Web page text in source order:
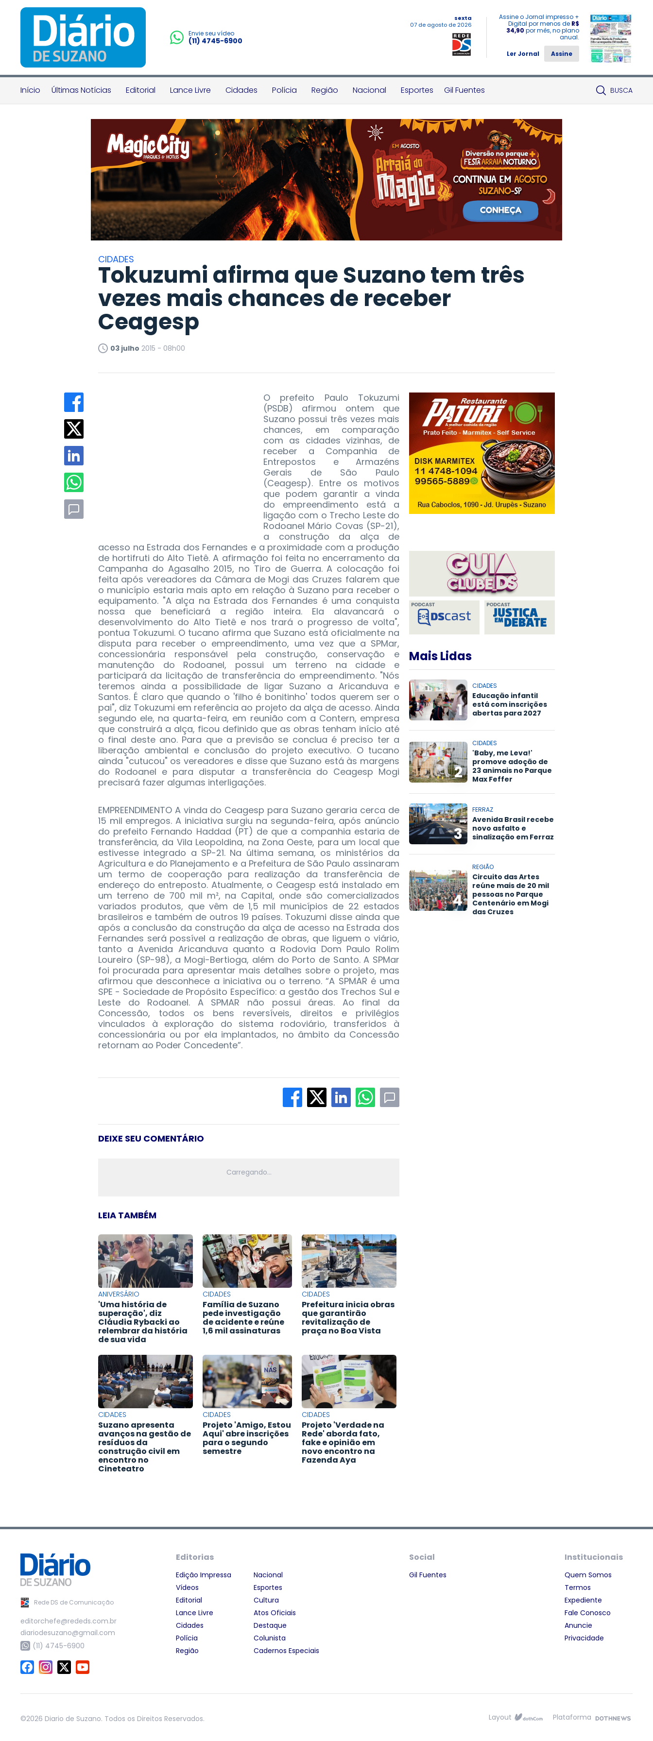
Envie seu vídeo
(11) 4745-6900
sexta
07 de agosto de 2026
Assine o Jornal impresso +
Digital por menos de R$
34,90 por mês, no plano
anual.
Ler Jornal
Assine
Início Últimas Notícias Editorial Lance Livre Cidades Polícia Região Nacional Esportes Gil Fuentes BUSCA
CIDADES
Tokuzumi afirma que Suzano tem três
vezes mais chances de receber
Ceagesp
03 julho 2015 - 08h00
O prefeito Paulo Tokuzumi
(PSDB) afirmou ontem que
Suzano possui três vezes mais
chances, em comparação
com as cidades vizinhas, de
receber a Companhia de
Entrepostos e Armazéns
Gerais de São Paulo
(Ceagesp). Entre os motivos
que podem garantir a vinda
do empreendimento está a
ligação com o Trecho Leste do
Rodoanel Mário Covas (SP-21),
a construção da alça de
acesso na Estrada dos Fernandes e a proximidade com a produção
de hortifruti do Alto Tietê. A afirmação foi feita no encerramento da
Campanha do Agasalho 2015, no Tiro de Guerra.A colocação foi
feita após vereadores da Câmara de Mogi das Cruzes falarem que
o município estaria mais apto em relação à Suzano para receber o
equipamento. "A alça na Estrada dos Fernandes é uma conquista
nossa que beneficiará a região inteira. Ela alavancará o
desenvolvimento do Alto Tietê e nos trará o progresso de volta",
pontua Tokuzumi. O tucano afirma que Suzano está oficialmente na
disputa para receber o empreendimento, uma vez que a SPMar,
concessionária responsável pela construção, conservação e
manutenção do Rodoanel, possui um terreno na cidade e
participará da licitação de transferência do empreendimento. "Nós
teremos ainda a possibilidade de ligar Suzano a Aricanduva e
Santos. É claro que quando o 'filho é bonitinho' todos querem ser o
pai", diz Tokuzumi em referência ao projeto da alça de acesso. Ainda
segundo ele, na quarta-feira, em reunião com a Contern, empresa
que construirá a alça, ficou definido que as obras tenham início até
o final deste ano. Para que a previsão se conclua é preciso ter a
liberação ambiental e conclusão do projeto executivo. O tucano
ainda "cutucou" os vereadores e disse que Suzano está às margens
do Rodoanel e para disputar a transferência do Ceagesp Mogi
precisará fazer algumas interligações.
EMPREENDIMENTO A vinda do Ceagesp para Suzano geraria cerca de
15 mil empregos. A iniciativa surgiu na segunda-feira, após anúncio
do prefeito Fernando Haddad (PT) de que a companhia estaria de
transferência, da Vila Leopoldina, na Zona Oeste, para um local que
estivesse integrado a SP-21. Na última semana, os ministérios da
Agricultura e do Planejamento e a Prefeitura de São Paulo assinaram
um termo de cooperação para realização da transferência de
endereço do entreposto. Atualmente, o Ceagesp está instalado em
um terreno de 700 mil m², na Capital, onde são comercializados
variados produtos, que vêm de 1,5 mil municípios de 22 estados
brasileiros e também de outros 19 países. Tokuzumi disse ainda que
após a conclusão da construção da alça de acesso na Estrada dos
Fernandes será possível a realização de obras, que liguem o viário,
tanto a Avenida Aricanduva quanto a Rodovia Dom Paulo Rolim
Loureiro (SP-98), a Mogi-Bertioga, além do Porto de Santo. A SPMar
foi procurada para apresentar mais detalhes sobre o projeto, mas
afirmou que desconhece a iniciativa ou o terreno. “A SPMAR é uma
SPE - Sociedade de Propósito Específico: a gestão dos Trechos Sul e
Leste do Rodoanel. A SPMAR não possui áreas. Ao final da
Concessão, todos os bens reversíveis, direitos e privilégios
vinculados à exploração do sistema rodoviário, transferidos à
concessionária ou por ela implantados, no âmbito da Concessão
retornam ao Poder Concedente”.
DEIXE SEU COMENTÁRIO
LEIA TAMBÉM
ANIVERSÁRIO
'Uma história de
superação', diz
Cláudia Rybacki ao
relembrar da história
de sua vida
CIDADES
Família de Suzano
pede investigação
de acidente e reúne
1,6 mil assinaturas
CIDADES
Prefeitura inicia obras
que garantirão
revitalização de
praça no Boa Vista
CIDADES
Suzano apresenta
avanços na gestão de
resíduos da
construção civil em
encontro no
Cineteatro
CIDADES
Projeto 'Amigo, Estou
Aqui' abre inscrições
para o segundo
semestre
CIDADES
Projeto 'Verdade na
Rede' aborda fato,
fake e opinião em
novo encontro na
Fazenda Aya
Mais Lidas
1
CIDADES
Educação infantil
está com inscrições
abertas para 2027
2
CIDADES
'Baby, me Leva!'
promove adoção de
23 animais no Parque
Max Feffer
3
FERRAZ
Avenida Brasil recebe
novo asfalto e
sinalização em Ferraz
4
REGIÃO
Circuito das Artes
reúne mais de 20 mil
pessoas no Parque
Centenário em Mogi
das Cruzes
Rede DS de Comunicação
editorchefe@rededs.com.br
diariodesuzano@gmail.com
(11) 4745-6900
Editorias
Edição Impressa
Vídeos
Editorial
Lance Livre
Cidades
Polícia
Região
Nacional
Esportes
Cultura
Atos Oficiais
Destaque
Colunista
Cadernos Especiais
Social
Gil Fuentes
Institucionais
Quem Somos
Termos
Expediente
Fale Conosco
Anuncie
Privacidade
©2026 Diario de Suzano. Todos os Direitos Reservados. Layout Plataforma